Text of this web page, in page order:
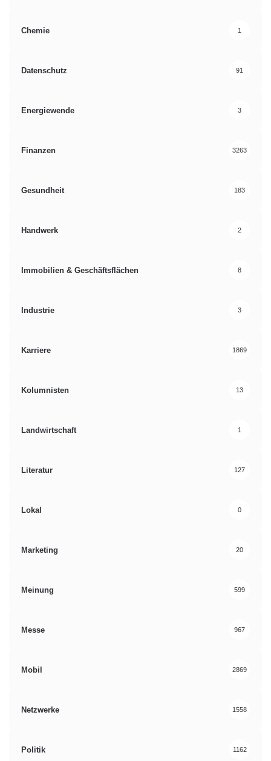
Chemie 1
Datenschutz 91
Energiewende 3
Finanzen 3263
Gesundheit 183
Handwerk 2
Immobilien & Geschäftsflächen 8
Industrie 3
Karriere 1869
Kolumnisten 13
Landwirtschaft 1
Literatur 127
Lokal 0
Marketing 20
Meinung 599
Messe 967
Mobil 2869
Netzwerke 1558
Politik 1162